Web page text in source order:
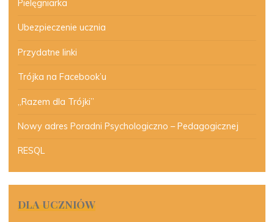
Pielęgniarka
Ubezpieczenie ucznia
Przydatne linki
Trójka na Facebook’u
„Razem dla Trójki”
Nowy adres Poradni Psychologiczno – Pedagogicznej
RESQL
DLA UCZNIÓW